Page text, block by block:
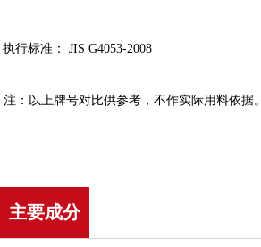
执行标准： JIS G4053-2008
注：以上牌号对比供参考，不作实际用料依据。
主要成分